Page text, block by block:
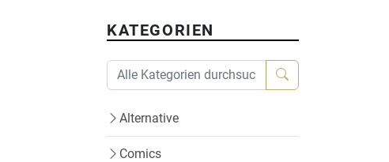
KATEGORIEN
Alternative
Comics